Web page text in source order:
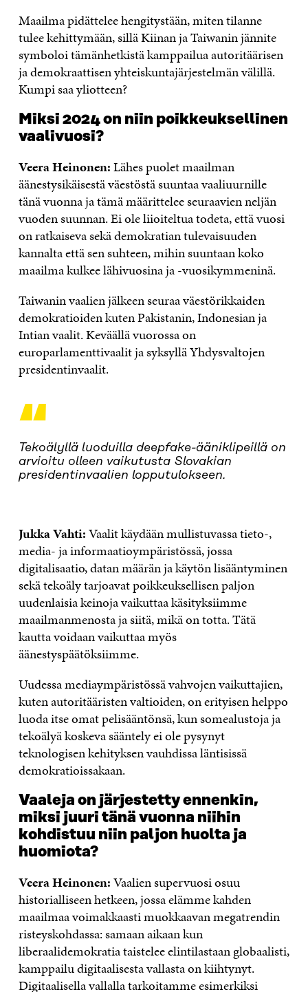
Maailma pidättelee hengitystään, miten tilanne
tulee kehittymään, sillä Kiinan ja Taiwanin jännite
symboloi tämänhetkistä kamppailua autoritäärisen
ja demokraattisen yhteiskuntajärjestelmän välillä.
Kumpi saa yliotteen?
Miksi 2024 on niin poikkeuksellinen
vaalivuosi?
Veera Heinonen:Lähes puolet maailman
äänestysikäisestä väestöstä suuntaa vaaliuurnille
tänä vuonna ja tämä määrittelee seuraavien neljän
vuoden suunnan. Ei ole liioiteltua todeta, että vuosi
on ratkaiseva sekä demokratian tulevaisuuden
kannalta että sen suhteen, mihin suuntaan koko
maailma kulkee lähivuosina ja -vuosikymmeninä.
Taiwanin vaalien jälkeen seuraa väestörikkaiden
demokratioiden kuten Pakistanin, Indonesian ja
Intian vaalit. Keväällä vuorossa on
europarlamenttivaalit ja syksyllä Yhdysvaltojen
presidentinvaalit.
“
Tekoälyllä luoduilla deepfake-ääniklipeillä on
arvioitu olleen vaikutusta Slovakian
presidentinvaalien lopputulokseen.
Jukka Vahti:Vaalit käydään mullistuvassa tieto-,
media- ja informaatioympäristössä, jossa
digitalisaatio, datan määrän ja käytön lisääntyminen
sekä tekoäly tarjoavat poikkeuksellisen paljon
uudenlaisia keinoja vaikuttaa käsityksiimme
maailmanmenosta ja siitä, mikä on totta. Tätä
kautta voidaan vaikuttaa myös
äänestyspäätöksiimme.
Uudessa mediaympäristössä vahvojen vaikuttajien,
kuten autoritääristen valtioiden, on erityisen helppo
luoda itse omat pelisääntönsä, kun somealustoja ja
tekoälyä koskeva sääntely ei ole pysynyt
teknologisen kehityksen vauhdissa läntisissä
demokratioissakaan.
Vaaleja on järjestetty ennenkin,
miksi juuri tänä vuonna niihin
kohdistuu niin paljon huolta ja
huomiota?
Veera Heinonen:Vaalien supervuosi osuu
historialliseen hetkeen, jossa elämme kahden
maailmaa voimakkaasti muokkaavan megatrendin
risteyskohdassa: samaan aikaan kun
liberaalidemokratia taistelee elintilastaan globaalisti,
kamppailu digitaalisesta vallasta on kiihtynyt.
Digitaalisella vallalla tarkoitamme esimerkiksi